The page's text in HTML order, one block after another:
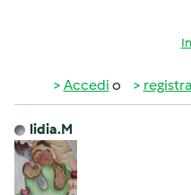
Accedi o
lidia.M